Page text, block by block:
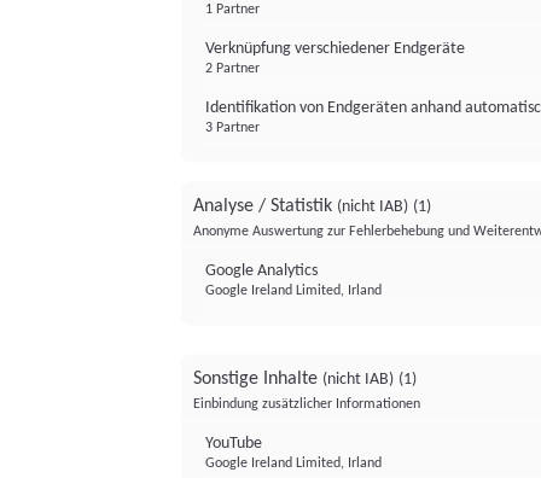
1 Partner
Verknüpfung verschiedener Endgeräte
2 Partner
Identifikation von Endgeräten anhand
3 Partner
Analyse / Statistik (nicht IAB) (1)
Anonyme Auswertung zur Fehlerbehebung und
Google Analytics
Google Ireland Limited, Irland
Sonstige Inhalte (nicht IAB) (1)
Einbindung zusätzlicher Informationen
YouTube
Google Ireland Limited, Irland